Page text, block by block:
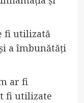
fi utilizată
a îmbunătăți
ar fi
fi utilizate